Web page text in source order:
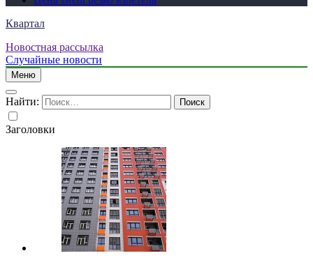
Квартал
Новостная рассылка
Случайные новости
Меню
Найти:
Заголовки